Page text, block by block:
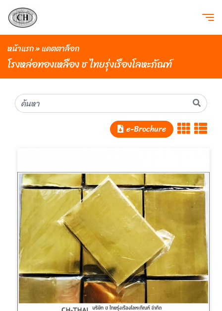
หน้าแรก»แคตตาล็อก
โรงหล่อทองเหลือง ช ไทยรุ่งเรืองโลหะภัณฑ์
e-Brochure